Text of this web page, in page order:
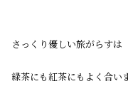
さっくり優しい旅がらすは
緑茶にも紅茶にもよく合いま